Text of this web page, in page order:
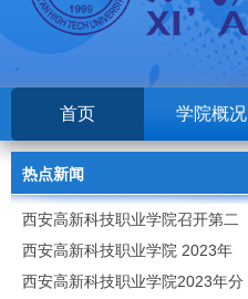
首页 学院概况
热点新闻
西安高新科技职业学院召开第二
次党代会
西安高新科技职业学院 2023年
高职分类考试招生章程
西安高新科技职业学院2023年分